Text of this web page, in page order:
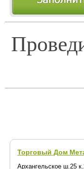
Торговый Дом
Архангельское ш.25